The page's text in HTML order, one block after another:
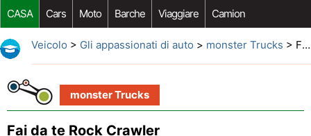
CASA Cars Moto Barche Viaggiare Camion
Riparazione Auto Acquisto Auto Car Opzioni Aftermarket
Veicolo > Gli appassionati di auto > monster Trucks > Fai da te Rock Crawler
monster Trucks
Fai da te Rock Crawler